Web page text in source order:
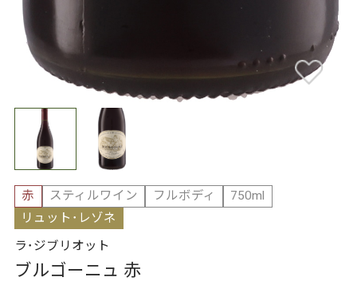
赤 スティルワイン フルボディ
750ml
リュット･レゾネ
ラ･ジブリオット
ブルゴーニュ 赤